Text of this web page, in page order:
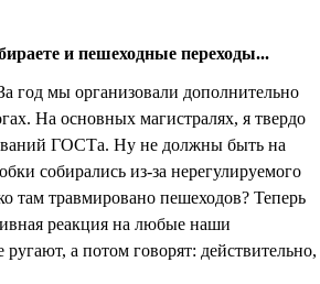
и пешеходные переходы...
год мы организовали дополнительно
На основных магистралях, я твердо
ГОСТа. Ну не должны быть на
собирались из-за нерегулируемого
там травмировано пешеходов? Теперь
реакция на любые наши
а потом говорят: действительно,